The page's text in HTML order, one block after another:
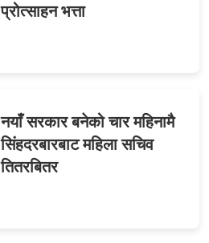
प्रोत्साहन भत्ता
नयाँ सरकार बनेको चार महिनामै
सिंहदरबारबाट महिला सचिव
तितरबितर